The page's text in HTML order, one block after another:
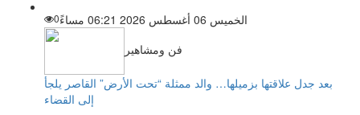
الخميس 06 أغسطس 2026 06:21 مساءً
0
فن ومشاهير
بعد جدل علاقتها بزميلها… والد ممثلة “تحت الأرض” القاصر يلجأ
إلى القضاء